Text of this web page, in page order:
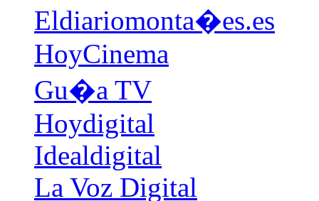
Eldiariomonta�es.es
HoyCinema
Gu�a TV
Hoydigital
Idealdigital
La Voz Digital